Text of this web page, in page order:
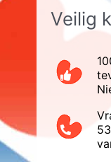
Veilig